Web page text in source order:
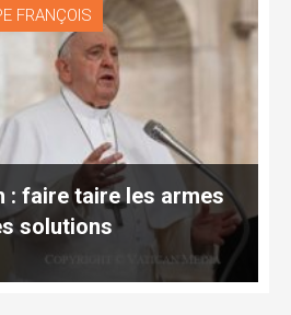
FRANÇOIS
: faire taire les armes
solutions